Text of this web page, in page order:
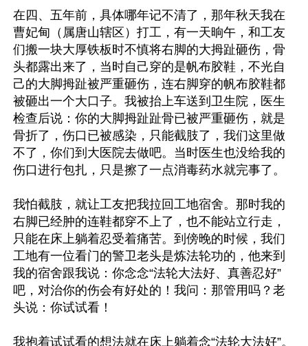
在四、五年前，具体哪年记不清了，那年秋天我在
曹妃甸（属唐山辖区）打工，有一天晌午，和工友
们搬一块大厚铁板时不慎将右脚的大拇趾砸伤，骨
头都露出来了，当时自己穿的是帆布胶鞋，不光自
己的大脚拇趾被严重砸伤，连右脚穿的帆布胶鞋都
被砸出一个大口子。我被抬上车送到卫生院，医生
检查后说：你的大脚拇趾趾骨已被严重砸伤，就是
骨折了，伤口已被感染，只能截肢了，我们这里做
不了，你们到大医院去做吧。当时医生也没给我的
伤口进行包扎，只是擦了一点消毒药水就完事了。
我怕截肢，就让工友把我拉回工地宿舍。那时我的
右脚已经肿的连鞋都穿不上了，也不能站立行走，
只能在床上躺着忍受着痛苦。到傍晚的时候，我们
工地有一位看门的警卫老头是炼法轮功的，他来到
我的宿舍跟我说：你念念“法轮大法好、真善忍好”
吧，对治你的伤会有好处的！我问：那管用吗？老
头说：你试试看！
我抱着试试看的想法就在床上躺着念“法轮大法好”。